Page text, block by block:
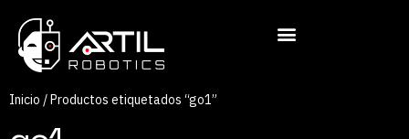
Inicio / Productos etiquetados “go1”